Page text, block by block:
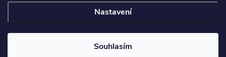
Nastavení
Souhlasím
Copyright 2026JM servis. Všechna práva vyhrazena.